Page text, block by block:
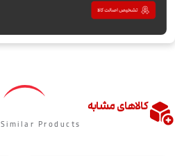
کالاهای مشابه
Similar Products